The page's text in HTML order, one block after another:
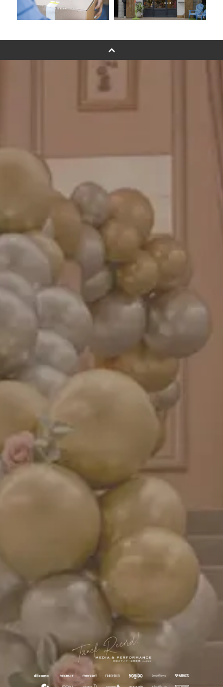
その他オーダーメイド
バルーンフラワーブーケについて
プリントフォント詳細＆使用例